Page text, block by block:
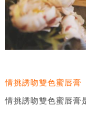
情挑誘吻雙色蜜唇膏
情挑誘吻雙色蜜唇膏